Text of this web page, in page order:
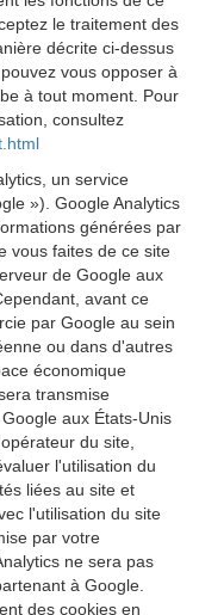
le traitement des
décrite ci-dessus
vous opposer à
à tout moment. Pour
consultez
un service
»). Google Analytics
générées par
vous faites de ce site
de Google aux
avant ce
par Google au sein
ou dans d'autres
économique
transmise
aux États-Unis
du site,
l'utilisation du
liées au site et
l'utilisation du site
par votre
ne sera pas
à Google.
des cookies en